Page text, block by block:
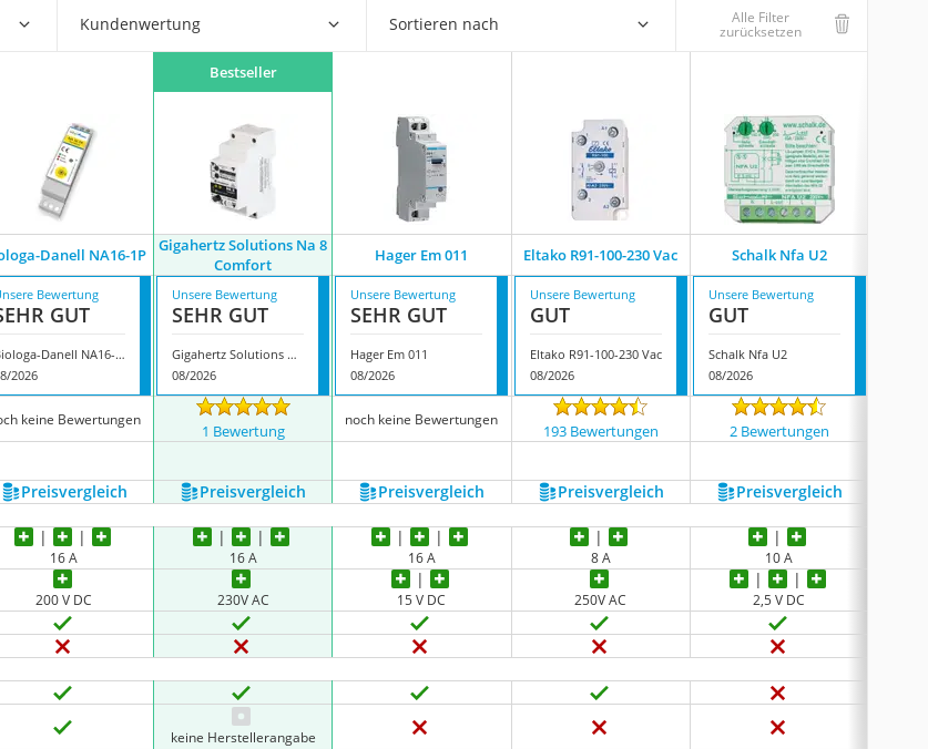
Kundenwertung Sortieren nach Alle Filter
zurücksetzen
Bestseller
Danell NA16-1P
Gigahertz Solutions Na 8
Comfort
Hager Em 011 Eltako R91-100-230 Vac Schalk Nfa U2
Bewertung
GUT
Biologa-Danell NA16-1P
2026
Unsere Bewertung
SEHR GUT
Gigahertz Solutions Na 8 Comfort
08/2026
Unsere Bewertung
SEHR GUT
Hager Em 011
08/2026
Unsere Bewertung
GUT
Eltako R91-100-230 Vac
08/2026
Unsere Bewertung
GUT
Schalk Nfa U2
08/2026
keine Bewertungen
1 Bewertung
noch keine Bewertungen
193 Bewertungen 2 Bewertungen
Preis­vergleich Preis­vergleich Preis­vergleich Preis­vergleich Preis­vergleich
16 A 16 A 16 A 8 A 10 A
200 V DC 230V AC 15 V DC 250V AC 2,5 V DC
keine Herstellerangabe